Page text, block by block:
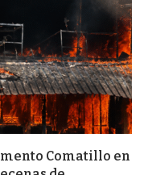
Comatillo en